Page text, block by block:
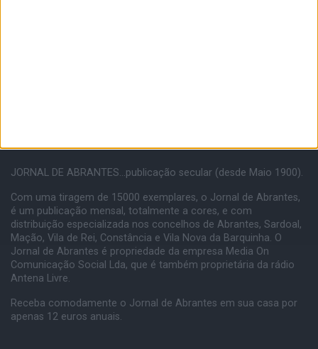
JORNAL DE ABRANTES...publicação secular (desde Maio 1900).
Com uma tiragem de 15000 exemplares, o Jornal de Abrantes,
é um publicação mensal, totalmente a cores, e com
distribuição especializada nos concelhos de Abrantes, Sardoal,
Mação, Vila de Rei, Constância e Vila Nova da Barquinha. O
Jornal de Abrantes é propriedade da empresa Media On
Comunicação Social Lda, que é também proprietária da rádio
Antena Livre.
Receba comodamente o Jornal de Abrantes em sua casa por
apenas 12 euros anuais.